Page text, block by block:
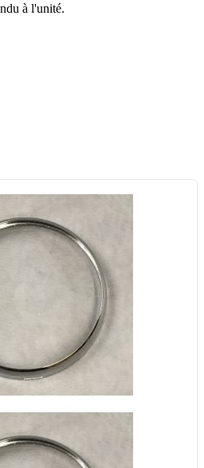
à l'unité.